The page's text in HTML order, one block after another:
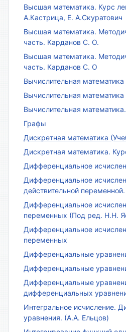
Высшая математика. Курс
А.Кастрица, Е. А.Скуратович
Высшая математика.
часть. Карданов С. О.
Высшая математика.
часть. Карданов С. О
Вычислительная математика
Вычислительная
Вычислительная
Графы
Дискретная математика
Дискретная математика.
Дифференциальное
Дифференциальное
действительной
Дифференциальное
переменных (Под ред. Н.Н.
Дифференциальное
переменных
Дифференциальные
Дифференциальные
Дифференциальные
дифференциальных
Интегральное исчисление.
уравнения. (А.А. Ельцов)